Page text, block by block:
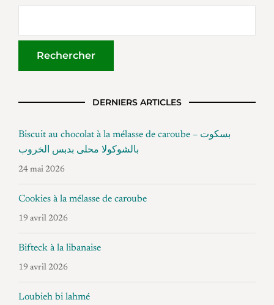
DERNIERS ARTICLES
Biscuit au chocolat à la mélasse de caroube – بسكوت
بالشوكولا محلى بدبس الخروب
24 mai 2026
Cookies à la mélasse de caroube
19 avril 2026
Bifteck à la libanaise
19 avril 2026
Loubieh bi lahmé